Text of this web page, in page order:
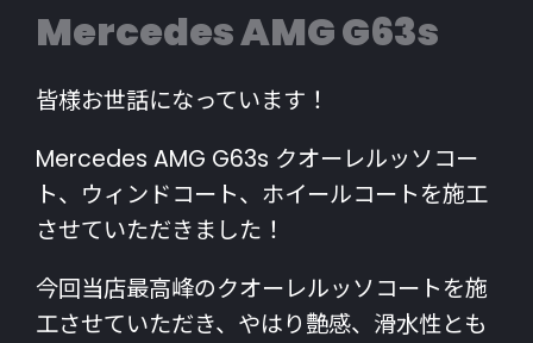
Mercedes AMG G63s
皆様お世話になっています！
Mercedes AMG G63s クオーレルッソコー
ト、ウィンドコート、ホイールコートを施工
させていただきました！
今回当店最高峰のクオーレルッソコートを施
工させていただき、やはり艶感、滑水性とも